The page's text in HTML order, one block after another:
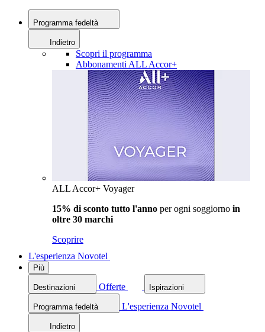
Programma fedeltà
Indietro
Scopri il programma
Abbonamenti ALL Accor+
ALL Accor+ Voyager
15% di sconto tutto l'anno per ogni soggiorno in
oltre 30 marchi
Scoprire
L'esperienza Novotel
Più
Destinazioni Offerte Ispirazioni
Programma fedeltà L'esperienza Novotel
Indietro